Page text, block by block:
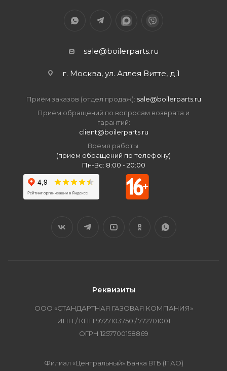
sale@boilerparts.ru
г. Москва, ул. Аллея Витте, д.1
Приём заказов (отдел продаж): sale@boilerparts.ru
Приём обращений по вопросам возврата и
гарантий:
client@boilerparts.ru
Время работы:
(прием обращений по телефону)
Пн-Вс: 8:00 - 20:00
Реквизиты
ООО «СТАНДАРТНАЯ ГАЗОВАЯ КОМПАНИЯ»
ИНН / КПП 9727103750 / 772701001
ОГРН 1257700158869
Филиал «Центральный» Банка ВТБ (ПАО)